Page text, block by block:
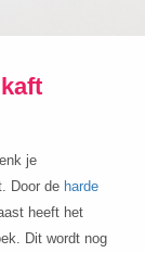
kaft
je
Door de harde
heeft het
Dit wordt nog